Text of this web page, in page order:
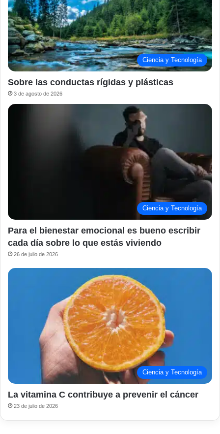
Ciencia y Tecnología
Sobre las conductas rígidas y plásticas
3 de agosto de 2026
Ciencia y Tecnología
Para el bienestar emocional es bueno escribir
cada día sobre lo que estás viviendo
26 de julio de 2026
Ciencia y Tecnología
La vitamina C contribuye a prevenir el cáncer
23 de julio de 2026